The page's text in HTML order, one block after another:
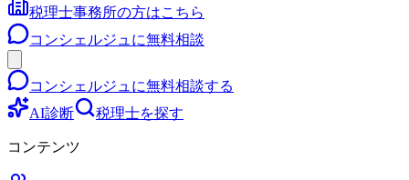
税理士事務所の方はこちら
コンシェルジュに無料相談
コンシェルジュに無料相談する
AI診断
税理士を探す
コンテンツ